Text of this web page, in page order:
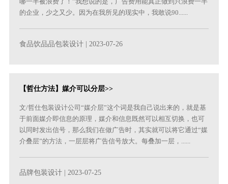
的企业，少之又少。因为在我所见的现实中，我敢说90......
食品饮品品包装设计 | 2023-07-26
【哲仕方法】媒介可以分层>>
文/哲仕包装设计公司“媒介层”这个词是我自己说出来的，就是基
于前面媒介即信息的原理，媒介和信息既然可以相互切换，也可
以同时发出信号，那么我们在做广告时，其实就可以将它通过“媒
介叠层”的方法，一层层将广告信号放大。每叠加一层，......
品牌包装设计 | 2023-07-25